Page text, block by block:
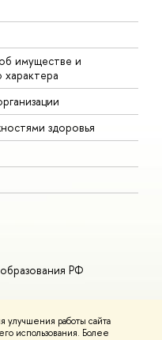
работы сайта
использования. Более
имуществе и
характера
здоровья
РФ